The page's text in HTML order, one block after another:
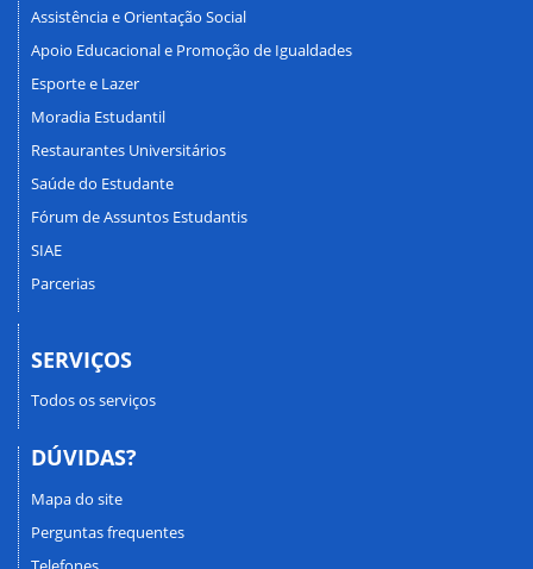
Assistência e Orientação Social
Apoio Educacional e Promoção de Igualdades
Esporte e Lazer
Moradia Estudantil
Restaurantes Universitários
Saúde do Estudante
Fórum de Assuntos Estudantis
SIAE
Parcerias
SERVIÇOS
Todos os serviços
DÚVIDAS?
Mapa do site
Perguntas frequentes